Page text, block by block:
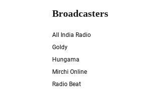
Broadcasters
All India Radio
Goldy
Hungama
Mirchi Online
Radio Beat